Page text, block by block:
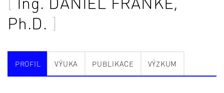
Ph.D.
PROFIL VÝUKA PUBLIKACE VÝZKUM